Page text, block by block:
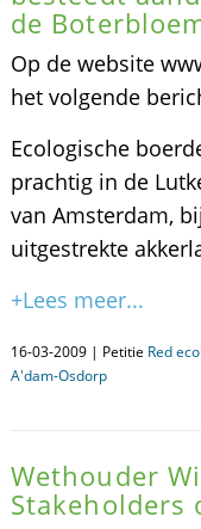
de
Op de website
het volgende
Ecologische
prachtig in de
van Amsterdam,
uitgestrekte
+Lees meer...
16-03-2009 | Petitie Red
A'dam-Osdorp
Wethouder
Stakeholders